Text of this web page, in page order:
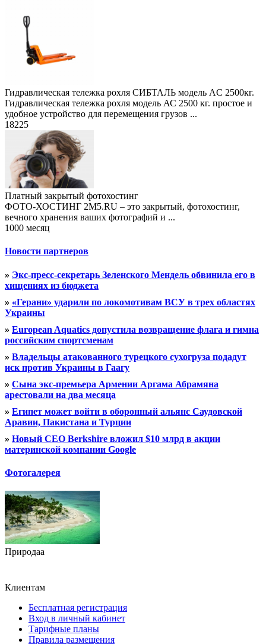
Гидравлическая тележка рохля СИБТАЛЬ модель AC 2500кг.
Гидравлическая тележка рохля модель АС 2500 кг. простое и
удобное устройство для перемещения грузов ...
18225
Платный закрытый фотохостинг
ФОТО-ХОСТИНГ 2M5.RU – это закрытый, фотохостинг,
вечного хранения ваших фотографий и ...
1000 месяц
Новости партнеров
» Экс-пресс-секретарь Зеленского Мендель обвинила его в
хищениях из бюджета
» «Герани» ударили по локомотивам ВСУ в трех областях
Украины
» European Aquatics допустила возвращение флага и гимна
российским спортсменам
» Владельцы атакованного турецкого сухогруза подадут
иск против Украины в Гаагу
» Сына экс-премьера Армении Аргама Абрамяна
арестовали на два месяца
» Египет может войти в оборонный альянс Саудовской
Аравии, Пакистана и Турции
» Новый CEO Berkshire вложил $10 млрд в акции
материнской компании Google
Фотогалерея
Природаа
Клиентам
Бесплатная регистрация
Вход в личный кабинет
Тарифные планы
Правила размещения